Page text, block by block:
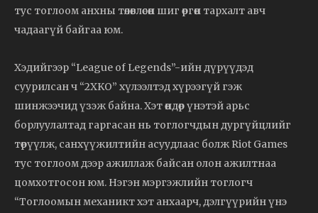
тус тоглоом анхны төлөвлөсөн шиг өргөн тархалт авч
чадаагүй байгаа юм.
Хэдийгээр “League of Legends”-ийн дүрүүдэд
суурилсан ч “2XKO” хүлээлтэд хүрээгүй гэж
шинжээчид үзэж байна. Хэт өндөр үнэтэй арьс
борлуулалтад гаргасан нь тоглогчдын дургүйцлийг
төрүүлж, санхүүжилтийн асуудлаас болж Riot Games
тус тоглоом дээр ажиллаж байсан олон ажилтнаа
цомхотгосон юм. Нэгэн мэргэжлийн тоглогч
“Тоглоомын механикт хэт анхаарч, дэлгүүрийн үнэ